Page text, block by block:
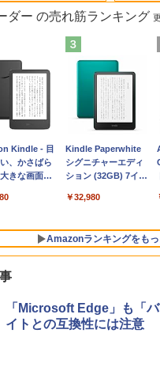
360°保護
ンチ パソコ
Dell NEC
Lenovo
Apple 2026
MacBook Air M5チ
ップ搭載13インチノ
Apple Intelligence、
Retinaディスプレ
イ、24GBユニファイ
ドメモリ、1TB
イト + 3年延長
AppleCare+ for 13イ
￥347,600
フトカード
Robux 【限
ャルアイテ
ムコード】
ード版
Microsoft Office
Home & Business
2024(最新 永続版)|オ
版|Windows11、
￥39,582
ト表現辞典:
の絵を引き
ンプトの言
ーイラスト
ClaudeCode いちば
んやさしい 教科書:
非エンジニア 初心者
マニュアル AI副業に
もKindle出版にも！
非エンジニアのため
のAIコーディング入
￥99
ダー の売れ筋ランキング
Kindle - 目
、かさばら
きな画面で
リー、6イン
ダー、ブラ
16GB、広告な
Kindle Paperwhite
シグニチャーエディ
ション (32GB) 7イン
るさ自動調整、色調
持続バッテリー、広
告なし、メタリック
ジェード
￥32,980
Amazonランキングをも
「Microsoft Edge」も「
イトとの互換性には注意